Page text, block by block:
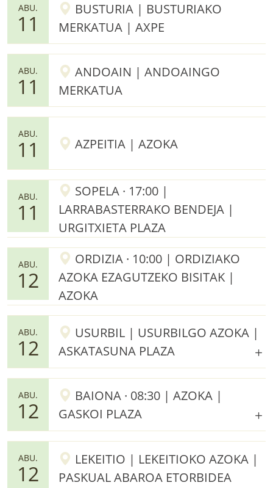
ABU.
11
BUSTURIA | BUSTURIAKO
MERKATUA | AXPE
ABU.
11
ANDOAIN | ANDOAINGO
MERKATUA
ABU.
11 AZPEITIA | AZOKA
ABU.
11
SOPELA · 17:00 |
LARRABASTERRAKO BENDEJA |
URGITXIETA PLAZA
ABU.
12
ORDIZIA · 10:00 | ORDIZIAKO
AZOKA EZAGUTZEKO BISITAK |
AZOKA
ABU.
12
USURBIL | USURBILGO AZOKA |
ASKATASUNA PLAZA
ABU.
12
BAIONA · 08:30 | AZOKA |
GASKOI PLAZA
ABU.
12
LEKEITIO | LEKEITIOKO AZOKA |
PASKUAL ABAROA ETORBIDEA